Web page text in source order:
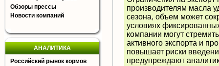
Обзоры прессы
Новости компаний
АНАЛИТИКА
Российский рынок кормов
производителям масла
сезона, объем может
условиях
компании могут
активного экспорта и
повышает риски
предупреждают